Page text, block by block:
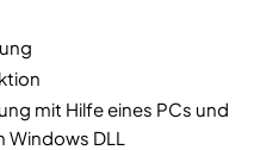
mit Hilfe eines PCs und
DLL